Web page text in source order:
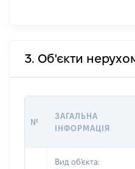
3. Об'єкти
№
ЗАГАЛЬНА
ІНФОРМАЦІЯ
Вид об'єкта: